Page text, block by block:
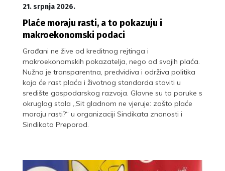
21. srpnja 2026.
Plaće moraju rasti, a to pokazuju i
makroekonomski podaci
Građani ne žive od kreditnog rejtinga i
makroekonomskih pokazatelja, nego od svojih plaća.
Nužna je transparentna, predvidiva i održiva politika
koja će rast plaća i životnog standarda staviti u
središte gospodarskog razvoja. Glavne su to poruke s
okruglog stola „Sit gladnom ne vjeruje: zašto plaće
moraju rasti?“ u organizaciji Sindikata znanosti i
Sindikata Preporod.